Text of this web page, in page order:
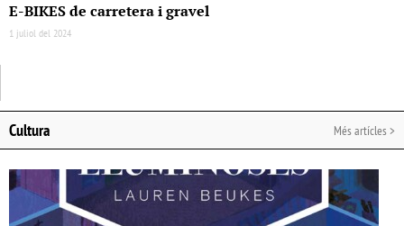
E-BIKES de carretera i gravel
1 juliol del 2024
Cultura Més artícles >